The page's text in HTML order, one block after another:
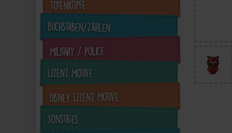
Totenköpfe
Buchstaben/Zahlen
Military / Police
Lizenz Motive
Disney Lizenz Motive
Sonstiges